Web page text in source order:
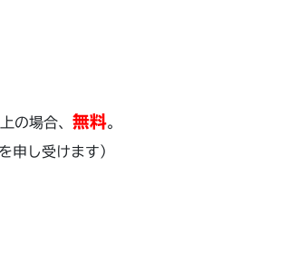
の場合、 無料。
し受けます）